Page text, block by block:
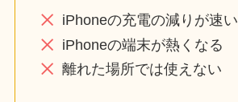
iPhoneの充電の減りが速い
iPhoneの端末が熱くなる
離れた場所では使えない